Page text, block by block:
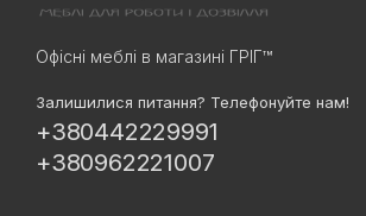
Офісні меблі в магазині ГРІГ™
Залишилися питання? Телефонуйте нам!
+380442229991
+380962221007